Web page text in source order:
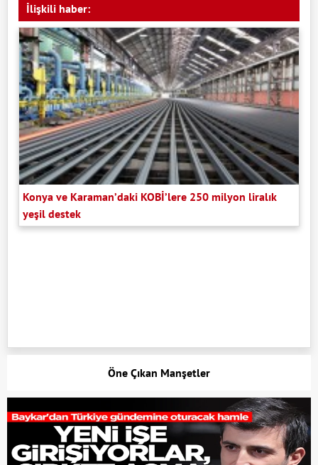
İlişkili haber:
Konya ve Karaman’daki KOBİ’lere 250 milyon liralık
yeşil destek
Öne Çıkan Manşetler